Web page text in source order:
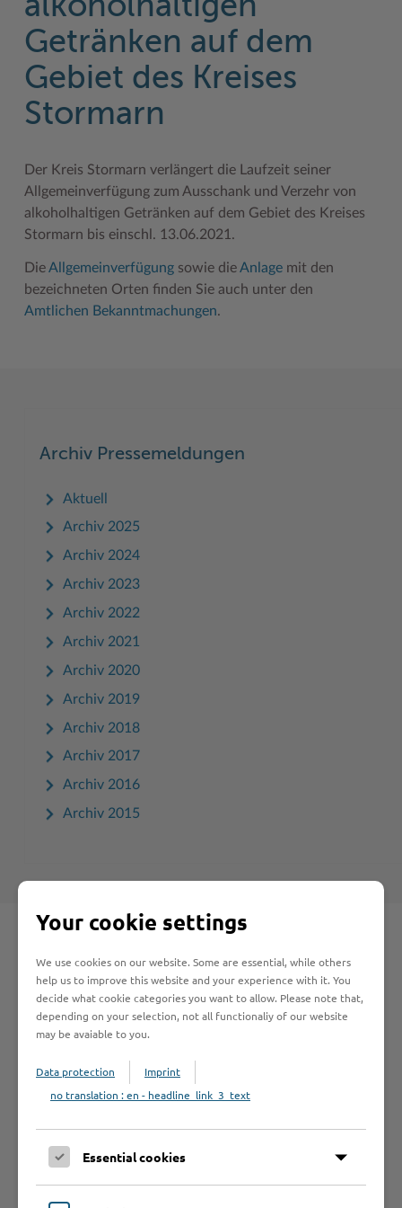
Geodatenportale (Kreiskarte)
Kfz-Zulassung
Kontakt / Öffnungszeiten
Lebenslagen
Lexikon
Wo Sie uns finden
Wunsch-Kennzeichen ↗
Fotoarchiv
Hitzeschutz
Klimaanpassungskonzept
Kreistag Sitzungskalender
Newsletter
Social Media
Stellenangebote
Karrieretag
Kreispräsident
Kreistag und Ausschüsse
Kreistag Sitzungskalender
Kreisverwaltung
Sonderbereiche
Städte und Gemeinden
Wahlen im Kreis
Offene Stellen
Praktika und FSJ
Weiterbildung beim Kreis Stormarn
Wen wir suchen
Klimaschutz beim Kreis Stormarn
Projekt e-Gewerbe
Stormarner Bündnis für bezahlbares Wohnen
Wirtschafts- und Aufbaugesellschaft Stormarn
Kulturelle Einrichtungen
Museen
Naturschutzgebiete
Radwandern
Lieblingsplätze in der Metropolregion
Tourismus
Umlandscout Hamburg
alkoholhaltigen
Getränken auf dem
Gebiet des Kreises
Stormarn
Der Kreis Stormarn verlängert die Laufzeit seiner
Allgemeinverfügung zum Ausschank und Verzehr von
alkoholhaltigen Getränken auf dem Gebiet des Kreises
Stormarn bis einschl. 13.06.2021.
DieAllgemeinverfügungsowie dieAnlagemit den
bezeichneten Orten finden Sie auch unter den
Amtlichen Bekanntmachungen.
Archiv Pressemeldungen
Aktuell
Archiv 2025
Archiv 2024
Archiv 2023
Archiv 2022
Archiv 2021
Archiv 2020
Archiv 2019
Archiv 2018
Archiv 2017
Archiv 2016
Archiv 2015
Schnelleinstieg
Seite auswählen
Online-Services
Your cookie settings
We use cookies on our website. Some are essential, while others
help us to improve this website and your experience with it. You
decide what cookie categories you want to allow. Please note that,
depending on your selection, not all functionaliy of our website
may be avaiable to you.
Data protection
Imprint
no translation : en - headline_link_3_text
Essential cookies